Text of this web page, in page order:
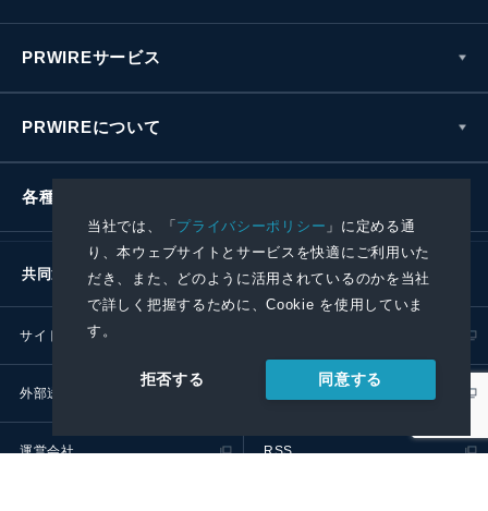
当社では、「プライバシーポリシー 」に定める通
り、本ウェブサイトとサービスを快適にご利用いた
だき、また、どのように活用されているのかを当社
で詳しく把握するために、Cookie を使用していま
す。
拒否する 同意する
PRWIREサービス
PRWIREについて
各種お問い合わせ
共同通信社グループ
サイトポリシー
外部送信ポリシー プレスリリース取扱基準
運営会社 RSS